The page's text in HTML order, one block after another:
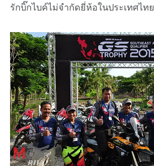
รักบิ๊กไบค์ไม่จำกัดยี่ห้อในประเทศไทย